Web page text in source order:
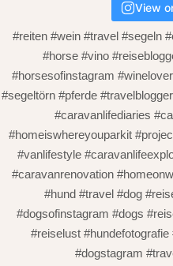
View
#reiten #wein #travel #segeln
#horse #vino
#horsesofinstagram
#segeltörn #pferde
#caravanlifediaries
#homeiswhereyouparkit
#vanlifestyle
#caravanrenovation
#hund #travel #dog
#dogsofinstagram #dogs
#reiselust
#dogstagram